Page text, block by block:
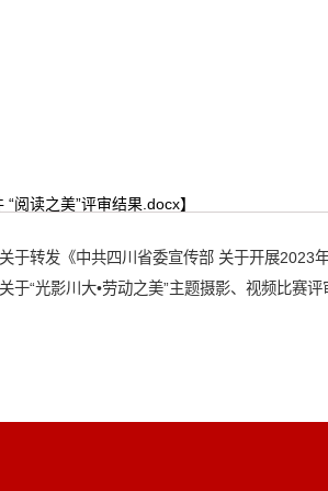
“阅读之美”评审结果.docx】
关于转发《中共四川省委宣传部 关于开展
关于“光影川大•劳动之美”主题摄影、视频比赛